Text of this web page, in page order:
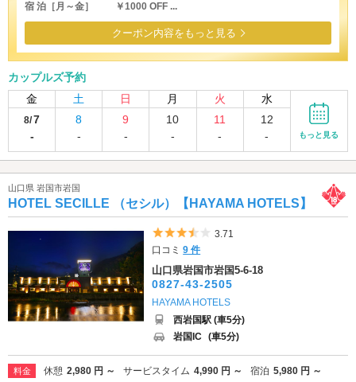
宿 泊［月～金］ ￥1000 OFF ...
クーポン内容をもっと見る
カップルズ予約
金
土 日 月 火 水
8/7
-
8
-
9
-
10
-
11
-
12
-
もっと見る
山口県 岩国市岩国
HOTEL SECILLE （セシル）【HAYAMA HOTELS】
5つ星のうち3.5
3.71
口コミ9 件
山口県岩国市岩国5-6-18
0827-43-2505
HAYAMA HOTELS
西岩国駅 (車5分)
岩国IC (車5分)
料金 休憩 2,980 円 ～ サービスタイム 4,990 円 ～ 宿泊 5,980 円 ～